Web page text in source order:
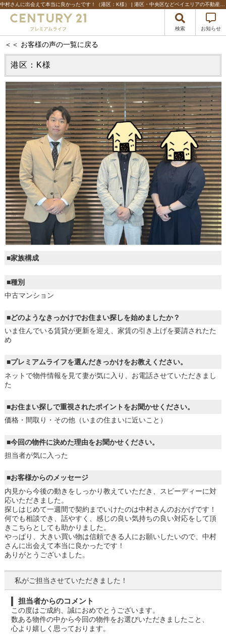
検索 お知らせ
＜＜ お客様の声の一覧に戻る
港区：K様
■家族構成
■種別
中古マンション
■どのようなきっかけでお住まい探しを始めましたか？
いま住んでいる賃貸が更新を迎え、家賃の引き上げを要請されたた
め
■プレミアムライフを選んだきっかけをお教えください。
ネットで物件情報を見て妻が気に入り、お電話させていただきまし
た
■お住まい探しで重視されたポイントをお聞かせください。
価格・間取り・その他（いまの住まいに近いこと）
■今回の物件に決めた理由をお聞かせください。
担当者が気に入った
■お客様からのメッセージ
内見から今後の動きをしっかり教えていただき、スピーディーに対
応いただきました。
探しはじめて一週間で契約までいけたのは中村さんのおかげです！
何でも相談でき、話やすく、感じの良い気持ちの良い対応をして頂
きこちらとしても助かりました。
やっぱり、大きい買い物は信頼できる人にお願いしたいので、中村
さんに出会えて本当に良かったです！
ありがとうございました。
私がご担当させていただきました！
担当者からのコメント
この度はご成約、誠におめでとうございます。
数ある物件の中から今回の物件をお選びいただきましたこと、
心より嬉しく思っております。